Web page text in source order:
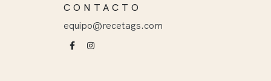
CONTACTO
equipo@recetags.com